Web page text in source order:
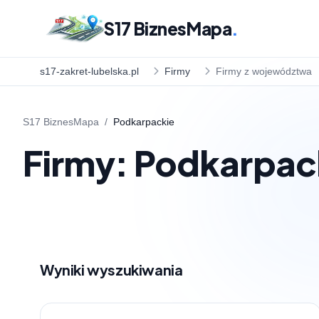
S17 BiznesMapa.
s17-zakret-lubelska.pl Firmy Firmy z województwa
S17 BiznesMapa / Podkarpackie
Firmy:
Wyniki wyszukiwania